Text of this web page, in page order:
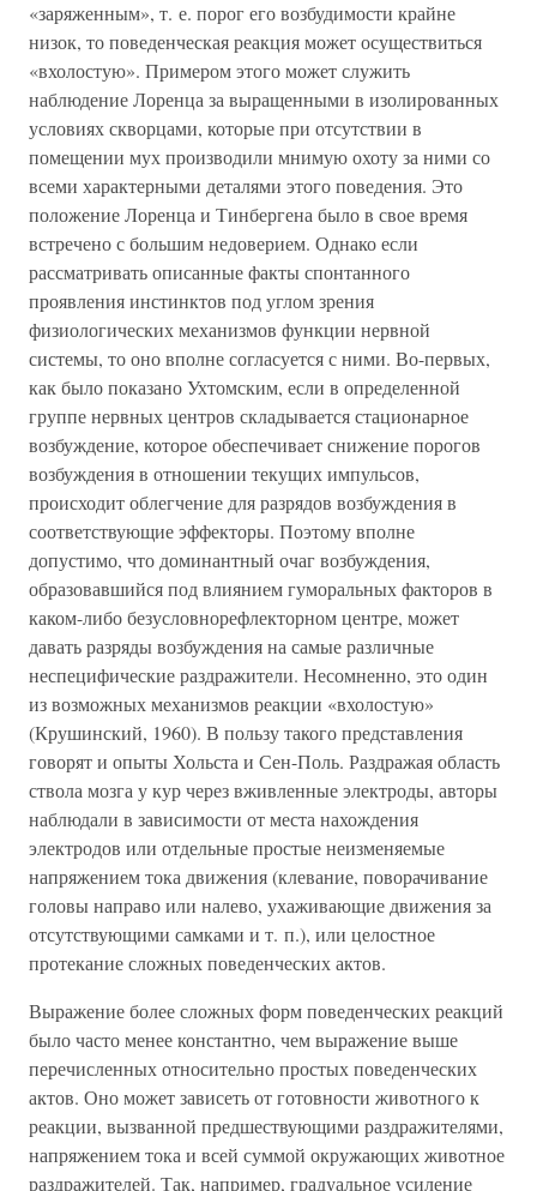
«заряженным», т. е. порог его возбудимости крайне
низок, то поведенческая реакция может осуществиться
«вхолостую». Примером этого может служить
наблюдение Лоренца за выращенными в изолированных
условиях скворцами, которые при отсутствии в
помещении мух производили мнимую охоту за ними со
всеми характерными деталями этого поведения. Это
положение Лоренца и Тинбергена было в свое время
встречено с большим недоверием. Однако если
рассматривать описанные факты спонтанного
проявления инстинктов под углом зрения
физиологических механизмов функции нервной
системы, то оно вполне согласуется с ними. Во-первых,
как было показано Ухтомским, если в определенной
группе нервных центров складывается стационарное
возбуждение, которое обеспечивает снижение порогов
возбуждения в отношении текущих импульсов,
происходит облегчение для разрядов возбуждения в
соответствующие эффекторы. Поэтому вполне
допустимо, что доминантный очаг возбуждения,
образовавшийся под влиянием гуморальных факторов в
каком-либо безусловнорефлекторном центре, может
давать разряды возбуждения на самые различные
неспецифические раздражители. Несомненно, это один
из возможных механизмов реакции «вхолостую»
(Крушинский, 1960). В пользу такого представления
говорят и опыты Хольста и Сен-Поль. Раздражая область
ствола мозга у кур через вживленные электроды, авторы
наблюдали в зависимости от места нахождения
электродов или отдельные простые неизменяемые
напряжением тока движения (клевание, поворачивание
головы направо или налево, ухаживающие движения за
отсутствующими самками и т. п.), или целостное
протекание сложных поведенческих актов.
Выражение более сложных форм поведенческих реакций
было часто менее константно, чем выражение выше
перечисленных относительно простых поведенческих
актов. Оно может зависеть от готовности животного к
реакции, вызванной предшествующими раздражителями,
напряжением тока и всей суммой окружающих животное
раздражителей. Так, например, градуальное усиление